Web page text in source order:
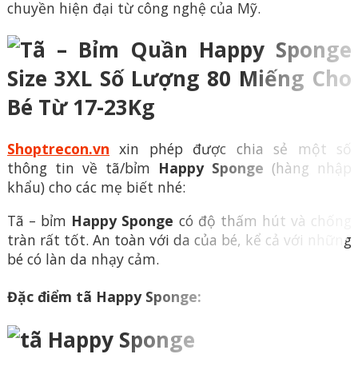
chuyền hiện đại từ công nghệ của Mỹ.
Shoptrecon.vn xin phép được chia sẻ một số
thông tin về tã/bỉm Happy Sponge (hàng nhập
khẩu) cho các mẹ biết nhé:
Tã – bỉm Happy Sponge có độ thấm hút và chống
tràn rất tốt. An toàn với da của bé, kể cả với những
bé có làn da nhạy cảm.
Đặc điểm tã Happy Sponge: